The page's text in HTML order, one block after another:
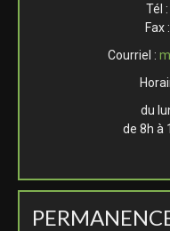
Tél
Fax
Courriel :
du
de 8h à